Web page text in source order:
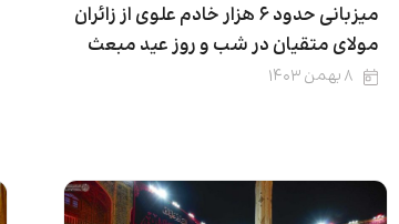
میزبانی حدود ۶ هزار خادم علوی از زائران
مولای متقیان در شب و روز عید مبعث
۸ بهمن ۱۴۰۳